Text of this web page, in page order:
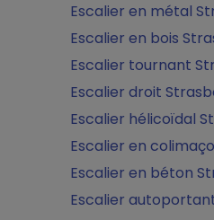
Escalier en métal
Escalier en bois
Escalier tournant
Escalier droit
Escalier hélicoïdal
Escalier en
Escalier en béton
Escalier